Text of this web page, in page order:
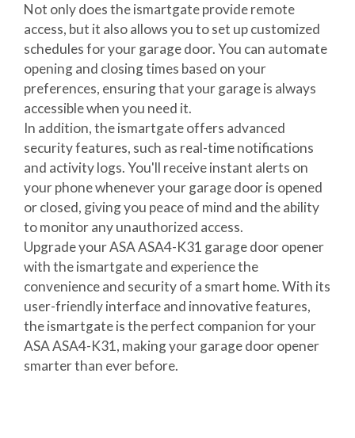
Not only does the ismartgate provide remote
access, but it also allows you to set up customized
schedules for your garage door. You can automate
opening and closing times based on your
preferences, ensuring that your garage is always
accessible when you need it.
In addition, the ismartgate offers advanced
security features, such as real-time notifications
and activity logs. You'll receive instant alerts on
your phone whenever your garage door is opened
or closed, giving you peace of mind and the ability
to monitor any unauthorized access.
Upgrade your ASA ASA4-K31 garage door opener
with the ismartgate and experience the
convenience and security of a smart home. With its
user-friendly interface and innovative features,
the ismartgate is the perfect companion for your
ASA ASA4-K31, making your garage door opener
smarter than ever before.